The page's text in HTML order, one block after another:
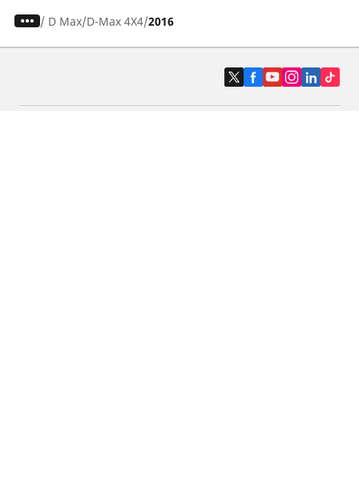
/ D Max D-Max 4X4 2016